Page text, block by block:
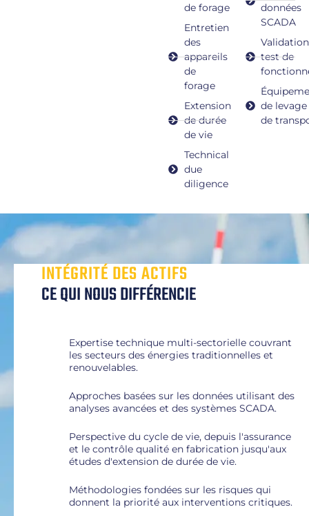
de forage
Entretien
des
appareils
de
forage
Extension
de durée
de vie
Technical
due
diligence
données
SCADA
test de
de
de
INTÉGRITÉ DES ACTIFS
CE QUI NOUS DIFFÉRENCIE
Expertise technique multi-sectorielle couvrant
les secteurs des énergies traditionnelles et
renouvelables.
Approches basées sur les données utilisant des
analyses avancées et des systèmes SCADA.
Perspective du cycle de vie, depuis l'assurance
et le contrôle qualité en fabrication jusqu'aux
études d'extension de durée de vie.
Méthodologies fondées sur les risques qui
donnent la priorité aux interventions critiques.